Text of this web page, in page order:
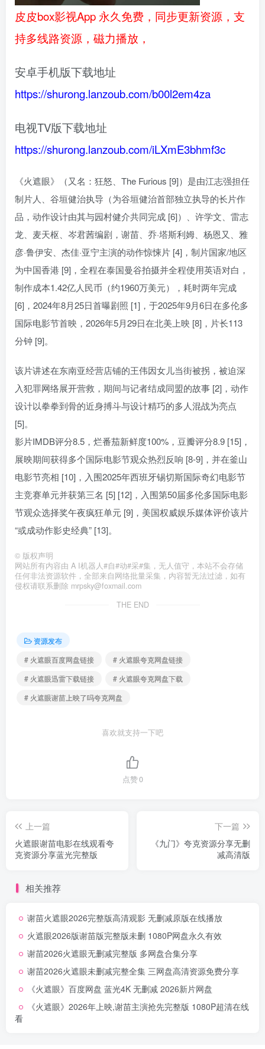
皮皮box影视App 永久免费，同步更新资源，支
持多线路资源，磁力播放，
安卓手机版下载地址
https://shurong.lanzoub.com/b00l2em4za
电视TV版下载地址
https://shurong.lanzoub.com/iLXmE3bhmf3c
《火遮眼》（又名：狂怒、The Furious [9]）是由江志强担任
制片人、谷垣健治执导（为谷垣健治首部独立执导的长片作
品，动作设计由其与园村健介共同完成 [6]）、许学文、雷志
龙、麦天枢、岑君茜编剧，谢苗、乔·塔斯利姆、杨恩又、雅
彦·鲁伊安、杰佳·亚宁主演的动作惊悚片 [4]，制片国家/地区
为中国香港 [9]，全程在泰国曼谷拍摄并全程使用英语对白，
制作成本1.42亿人民币（约1960万美元），耗时两年完成
[6]，2024年8月25日首曝剧照 [1]，于2025年9月6日在多伦多
国际电影节首映，2026年5月29日在北美上映 [8]，片长113
分钟 [9]。
该片讲述在东南亚经营店铺的王伟因女儿当街被拐，被迫深
入犯罪网络展开营救，期间与记者结成同盟的故事 [2]，动作
设计以拳拳到骨的近身搏斗与设计精巧的多人混战为亮点
[5]。
影片IMDB评分8.5，烂番茄新鲜度100%，豆瓣评分8.9 [15]，
展映期间获得多个国际电影节观众热烈反响 [8-9]，并在釜山
电影节亮相 [10]，入围2025年西班牙锡切斯国际奇幻电影节
主竞赛单元并获第三名 [5] [12]，入围第50届多伦多国际电影
节观众选择奖午夜疯狂单元 [9]，美国权威娱乐媒体评价该片
“或成动作影史经典” [13]。
© 版权声明
网站所有内容由 A I机器人#自#动#采#集，无人值守，本站不会存储
任何非法资源软件，全部来自网络批量采集，内容暂无法过滤，如有
侵权请联系删除 mrpsky@foxmail.com
THE END
资源发布
# 火遮眼百度网盘链接
# 火遮眼夸克网盘链接
# 火遮眼迅雷下载链接
# 火遮眼夸克网盘下载
# 火遮眼谢苗上映了吗夸克网盘
喜欢就支持一下吧
点赞0
上一篇
火遮眼谢苗电影在线观看夸
克资源分享蓝光完整版
下一篇
《九门》夸克资源分享无删
减高清版
相关推荐
谢苗火遮眼2026完整版高清观影 无删减原版在线播放
火遮眼2026版谢苗版完整版未删 1080P网盘永久有效
谢苗2026火遮眼无删减完整版 多网盘合集分享
谢苗2026火遮眼未删减完整全集 三网盘高清资源免费分享
《火遮眼》百度网盘 蓝光4K 无删减 2026新片网盘
《火遮眼》2026年上映,谢苗主演抢先完整版 1080P超清在线
看